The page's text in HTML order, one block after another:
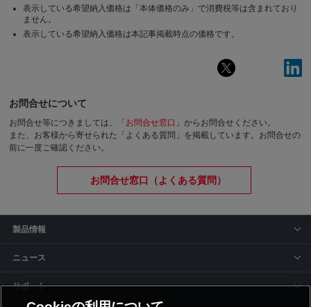
表示している希望納入価格は「本体価格のみ」で消費税等は含まれており
ません。
表示している希望納入価格は本記事掲載時点の価格です。
お問合せについて
お問合せ等につきましては、「 お問合せ窓口 」からお問合せください。
また、お客様から寄せられた「よくある質問」を掲載しています。お問合せの
前に一度ご確認ください。
お問合せ窓口（よくある質問）
製品情報
ニュース
サポート